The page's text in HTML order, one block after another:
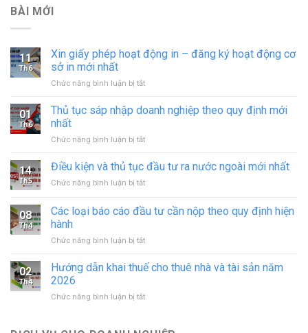
BÀI MỚI
11
Th6
Xin giấy phép hoạt động in – đăng ký hoạt động cơ
sở in mới nhất
Chức năng bình luận bị tắtở
giấy
động
–
ký
động
in
nhất
01
Th6
Thủ tục sáp nhập doanh nghiệp theo quy định mới
nhất
Chức năng bình luận bị tắtở
tục
nhập
nghiệp
định
nhất
14
Th5
Điều kiện và thủ tục đầu tư ra nước ngoài mới nhất
Chức năng bình luận bị tắtở
kiện
và
tục
tư
ngoài
08
Th4
Các loại báo cáo đầu tư cần nộp theo quy định hiện
hành
Chức năng bình luận bị tắtở
loại
báo
đầu
02
Th4
Hướng dẫn khai thuế cho thuê nhà và tài sản năm
2026
Chức năng bình luận bị tắtở
khai